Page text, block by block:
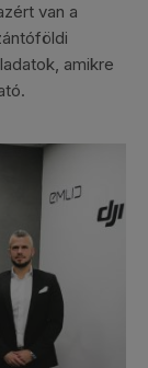
van a
amikre